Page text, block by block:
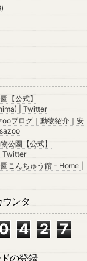
【公式】
| Twitter
ブログ｜動物紹介｜安
公園【公式】
Twitter
こんちゅう館 - Home |
ンタ
4 2
7
の登録